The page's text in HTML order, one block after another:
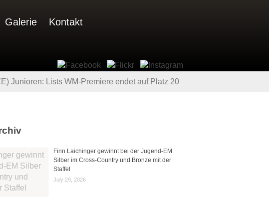
Galerie Kontakt
Junioren: Lists WM-Premiere endet auf Platz 20
Finn Laichinger gewinnt bei der Jugend-EM
Silber im Cross-Country und Bronze mit der
Staffel
July 29, 2026